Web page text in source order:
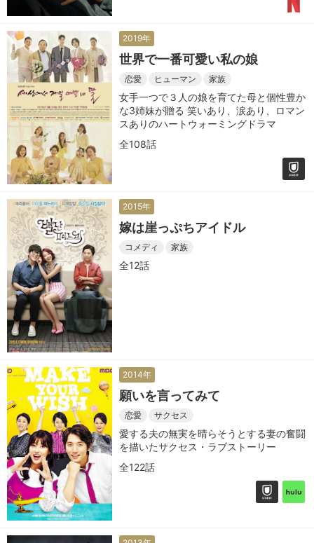
2019年
世界で一番可愛い私の娘
恋愛 ヒューマン 家族
女手一つで３人の娘を育てた母と個性豊か
な3姉妹が贈る 笑いあり、涙あり、ロマン
スありのハートウォーミングドラマ
全108話
2015年
嫁は崖っぷちアイドル
コメディ 家族
全12話
2014年
願いを言ってみて
恋愛 サクセス
愛する夫の無実を晴らそうとする妻の奮闘
を描いたサクセス・ラブストーリー
全122話